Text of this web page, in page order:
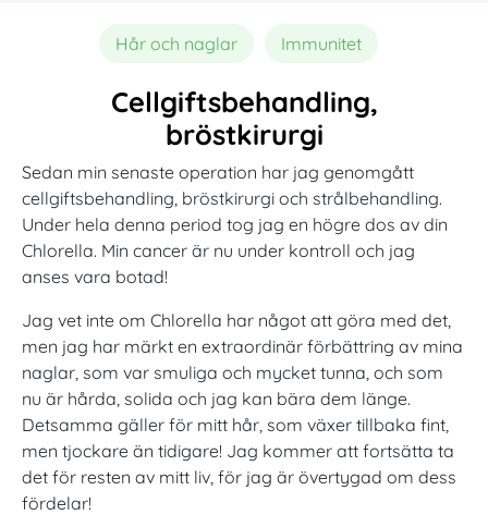
Hår och naglar Immunitet
Cellgiftsbehandling,
bröstkirurgi
Sedan min senaste operation har jag genomgått
cellgiftsbehandling, bröstkirurgi och strålbehandling.
Under hela denna period tog jag en högre dos av din
Chlorella. Min cancer är nu under kontroll och jag
anses vara botad!
Jag vet inte om Chlorella har något att göra med det,
men jag har märkt en extraordinär förbättring av mina
naglar, som var smuliga och mycket tunna, och som
nu är hårda, solida och jag kan bära dem länge.
Detsamma gäller för mitt hår, som växer tillbaka fint,
men tjockare än tidigare! Jag kommer att fortsätta ta
det för resten av mitt liv, för jag är övertygad om dess
fördelar!